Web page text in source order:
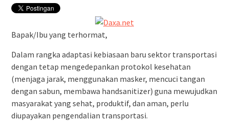
Bapak/Ibu yang terhormat,
Dalam rangka adaptasi kebiasaan baru sektor transportasi
dengan tetap mengedepankan protokol kesehatan
(menjaga jarak, menggunakan masker, mencuci tangan
dengan sabun, membawa handsanitizer) guna mewujudkan
masyarakat yang sehat, produktif, dan aman, perlu
diupayakan pengendalian transportasi.